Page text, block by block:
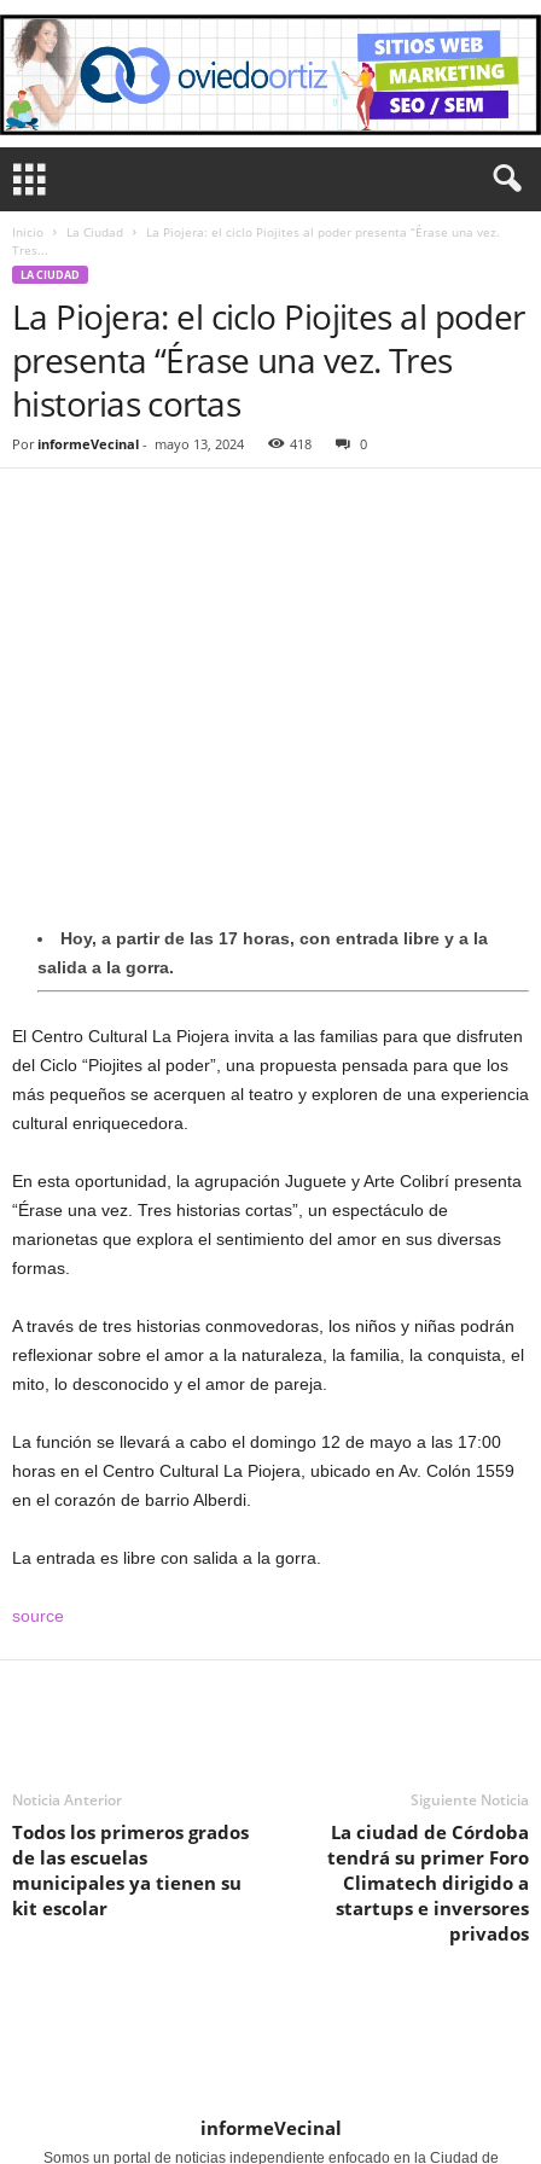
Inicio La Ciudad
La Piojera: el ciclo Piojites al poder presenta “Érase una vez.
Tres...
LA CIUDAD
La Piojera: el ciclo Piojites al poder
presenta “Érase una vez. Tres
historias cortas
Por informeVecinal - mayo 13, 2024 418 0
Hoy, a partir de las 17 horas, con entrada libre y a la
salida a la gorra.
El Centro Cultural La Piojera invita a las familias para que disfruten
del Ciclo “Piojites al poder”, una propuesta pensada para que los
más pequeños se acerquen al teatro y exploren de una experiencia
cultural enriquecedora.
En esta oportunidad, la agrupación Juguete y Arte Colibrí presenta
“Érase una vez. Tres historias cortas”, un espectáculo de
marionetas que explora el sentimiento del amor en sus diversas
formas.
A través de tres historias conmovedoras, los niños y niñas podrán
reflexionar sobre el amor a la naturaleza, la familia, la conquista, el
mito, lo desconocido y el amor de pareja.
La función se llevará a cabo el domingo 12 de mayo a las 17:00
horas en el Centro Cultural La Piojera, ubicado en Av. Colón 1559
en el corazón de barrio Alberdi.
La entrada es libre con salida a la gorra.
source
Noticia Anterior
Todos los primeros grados
de las escuelas
municipales ya tienen su
kit escolar
Siguiente Noticia
La ciudad de Córdoba
tendrá su primer Foro
Climatech dirigido a
startups e inversores
privados
informeVecinal
Somos un portal de noticias independiente enfocado en la Ciudad de